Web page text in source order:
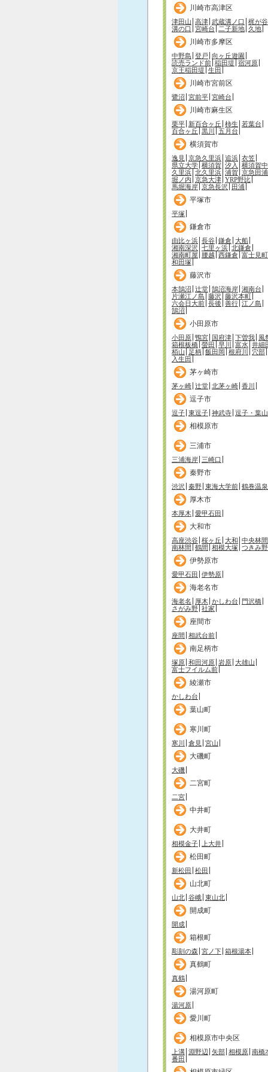
川崎市高津区
津田山 高津 武蔵溝ノ口
梶が谷
溝の口
宮崎台 二子新地 久地
川崎市多摩区
中野島 登戸 向ヶ丘遊園
読売ランド前 稲田堤 宿河原
京王稲田堤 生田
川崎市宮前区
鷺沼 宮前平 宮崎台
川崎市麻生区
栗平 新百合ヶ丘 柿生 若葉台
百合ヶ丘 黒川 五月台
横須賀市
逸見 京急久里浜 追浜 衣笠
県立大学 横須賀 汐入
横須賀
久里浜 北久里浜 浦賀 京急田浦
堀ノ内 京急大津 YRP野比
馬堀海岸 京急長沢 田浦
平塚市
平塚
鎌倉市
由比ヶ浜 長谷 鎌倉 大船
湘南深沢 七里ヶ浜 北鎌倉
湘南町屋
腰越 西鎌倉 富士見町
和田塚
藤沢市
本鵠沼 辻堂 鵠沼海岸 湘南台
片瀬江ノ島 藤沢 藤沢本町
六会日大前 長後 善行 江ノ島
鵠沼
小田原市
小田原 鴨宮 国府津 下曽我 風
箱根板橋 螢田 早川 富水 井細
栢山
足柄 飯田岡 根府川
穴部
入生田
茅ヶ崎市
茅ヶ崎 辻堂 北茅ヶ崎 香川
逗子市
逗子 東逗子 神武寺 逗子・葉山
相模原市
三浦市
三浦海岸 三崎口
秦野市
渋沢 秦野 東海大学前 鶴巻温泉
厚木市
本厚木 愛甲石田
大和市
高座渋谷 桜ヶ丘 大和 中央林間
南林間 鶴間 相模大塚 つきみ野
伊勢原市
愛甲石田 伊勢原
海老名市
海老名 厚木 かしわ台
門沢橋
さがみ野 社家
座間市
座間 相武台前
南足柄市
塚原 和田河原 岩原 大雄山
富士フイルム前
綾瀬市
かしわ台
葉山町
寒川町
寒川 倉見 宮山
大磯町
大磯
二宮町
二宮
中井町
大井町
相模金子 上大井
松田町
新松田 松田
山北町
山北 谷峨 東山北
開成町
開成
箱根町
彫刻の森 宮ノ下 箱根湯本
真鶴町
真鶴
湯河原町
湯河原
愛川町
相模原市中央区
上溝 淵野辺 矢部 相模原 南橋
番田